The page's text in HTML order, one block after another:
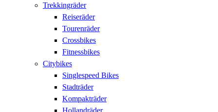
Trekkingräder
Reiseräder
Tourenräder
Crossbikes
Fitnessbikes
Citybikes
Singlespeed Bikes
Stadträder
Kompakträder
Hollandräder